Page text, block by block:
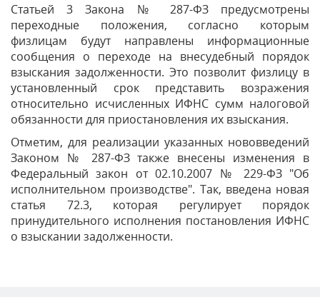
Статьей 3 Закона № 287-ФЗ предусмотрены
переходные положения, согласно которым
физлицам будут направлены информационные
сообщения о переходе на внесудебный порядок
взыскания задолженности. Это позволит физлицу в
установленный срок представить возражения
относительно исчисленных ИФНС сумм налоговой
обязанности для приостановления их взыскания.
Отметим, для реализации указанных нововведений
Законом № 287-ФЗ также внесены изменения в
Федеральный закон от 02.10.2007 № 229-ФЗ "Об
исполнительном производстве". Так, введена новая
статья 72.3, которая регулирует порядок
принудительного исполнения постановления ИФНС
о взыскании задолженности.